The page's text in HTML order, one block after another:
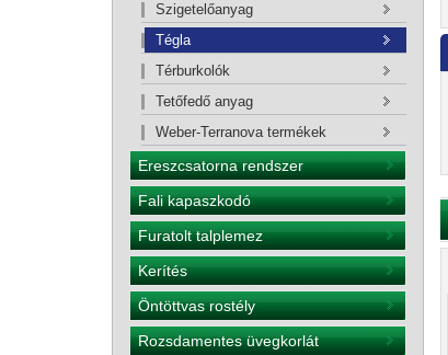
Szigetelőanyag
Tégla
Térburkolók
Tetőfedő anyag
Weber-Terranova termékek
Ereszcsatorna rendszer
Fali kapaszkodó
Furatolt talplemez
Kerítés
Öntöttvas rostély
Rozsdamentes üvegkorlát